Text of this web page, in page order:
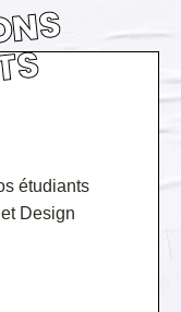
étudiants
Design